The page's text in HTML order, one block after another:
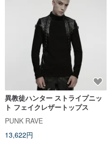
異教徒ハンター ストライプニッ
ト フェイクレザートップス
PUNK RAVE
13,622円